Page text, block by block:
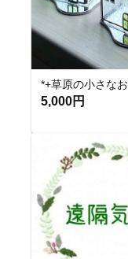
5,000円